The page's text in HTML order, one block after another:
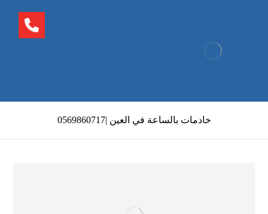
خادمات بالساعة في العين |0569860717